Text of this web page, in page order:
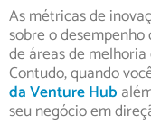
As métricas de
sobre o
de áreas de melhoria
Contudo, quando
da Venture Hub
seu negócio em